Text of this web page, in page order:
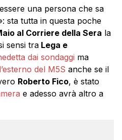
una persona che sa
sta tutta in questa poche
al Corriere della Sera la
sensi tra Lega e
dai sondaggi ma
del M5S anche se il
Roberto Fico, è stato
e adesso avrà altro a